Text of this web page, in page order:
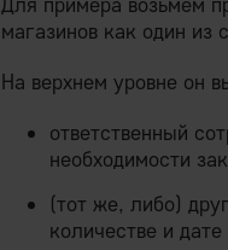
магазинов как один из
На верхнем уровне он
ответственный
необходимости
(тот же, либо)
количестве и